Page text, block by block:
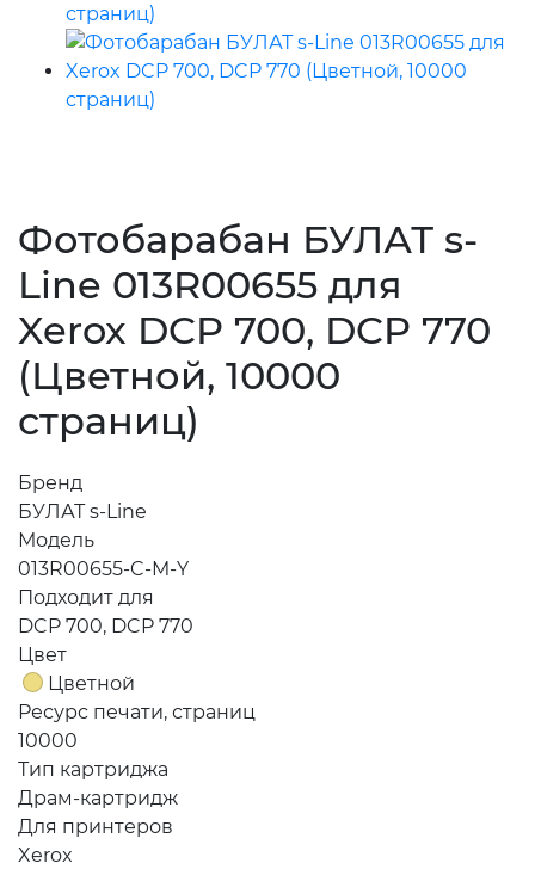
Фотобарабан БУЛАТ s-
Line 013R00655 для
Xerox DCP 700, DCP 770
(Цветной, 10000
страниц)
Бренд
БУЛАТ s-Line
Модель
013R00655-C-M-Y
Подходит для
DCP 700, DCP 770
Цвет
Цветной
Ресурс печати, страниц
10000
Тип картриджа
Драм-картридж
Для принтеров
Xerox